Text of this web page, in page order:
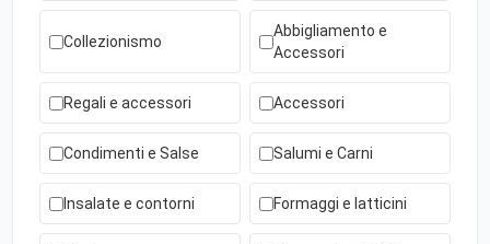
Collezionismo
Abbigliamento e
Accessori
Regali e accessori Accessori
Condimenti e Salse Salumi e Carni
Insalate e contorni Formaggi e latticini